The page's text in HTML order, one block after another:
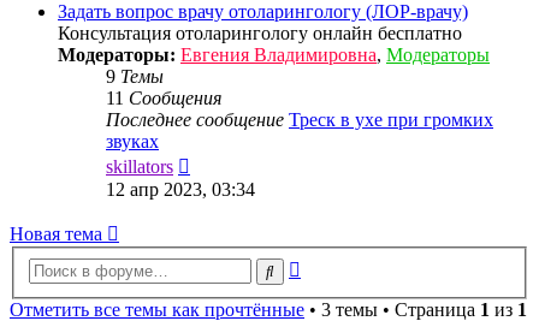
Задать вопрос врачу отоларингологу (ЛОР-врачу)
Консультация отоларингологу онлайн бесплатно
Модераторы: Евгения Владимировна, Модераторы
9 Темы
11 Сообщения
Последнее сообщение Треск в ухе при громких
звуках
skillators
к
последнему
12 апр 2023, 03:34
Новая тема
Поиск
Отметить все темы как прочтённые • 3 темы • Страница 1 из 1